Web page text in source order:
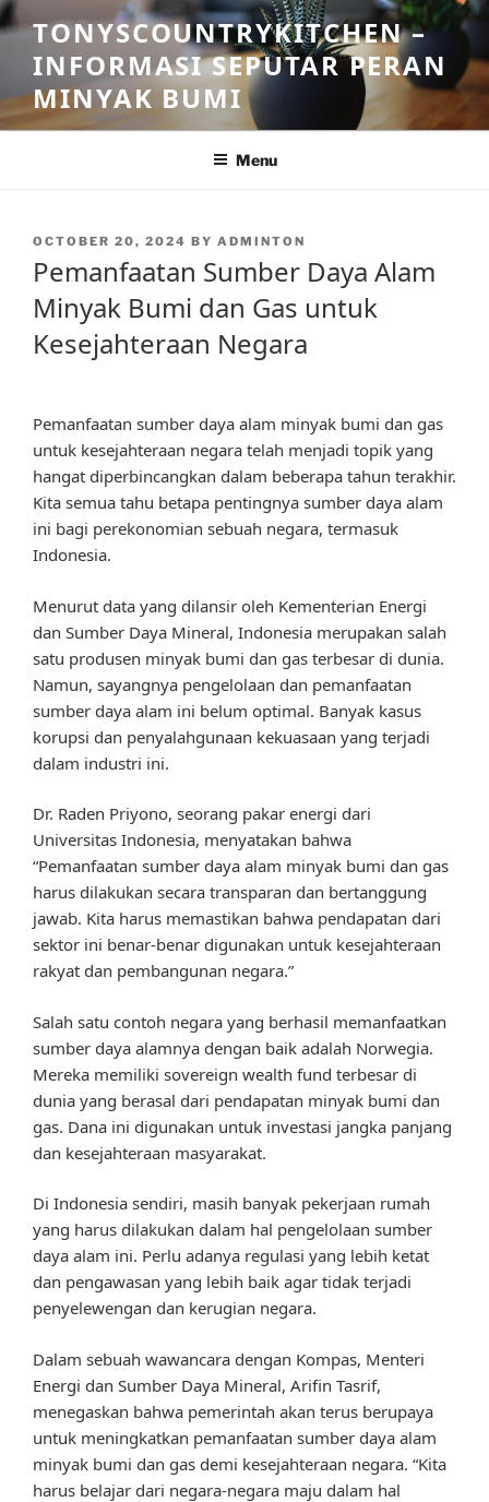
Skip
to
content
TONYSCOUNTRYKITCHEN –
INFORMASI SEPUTAR PERAN
MINYAK BUMI
Menu
POSTED
OCTOBER 20, 2024 BY ADMINTON
Pemanfaatan Sumber Daya Alam
Minyak Bumi dan Gas untuk
Kesejahteraan Negara
Pemanfaatan sumber daya alam minyak bumi dan gas
untuk kesejahteraan negara telah menjadi topik yang
hangat diperbincangkan dalam beberapa tahun terakhir.
Kita semua tahu betapa pentingnya sumber daya alam
ini bagi perekonomian sebuah negara, termasuk
Indonesia.
Menurut data yang dilansir oleh Kementerian Energi
dan Sumber Daya Mineral, Indonesia merupakan salah
satu produsen minyak bumi dan gas terbesar di dunia.
Namun, sayangnya pengelolaan dan pemanfaatan
sumber daya alam ini belum optimal. Banyak kasus
korupsi dan penyalahgunaan kekuasaan yang terjadi
dalam industri ini.
Dr. Raden Priyono, seorang pakar energi dari
Universitas Indonesia, menyatakan bahwa
“Pemanfaatan sumber daya alam minyak bumi dan gas
harus dilakukan secara transparan dan bertanggung
jawab. Kita harus memastikan bahwa pendapatan dari
sektor ini benar-benar digunakan untuk kesejahteraan
rakyat dan pembangunan negara.”
Salah satu contoh negara yang berhasil memanfaatkan
sumber daya alamnya dengan baik adalah Norwegia.
Mereka memiliki sovereign wealth fund terbesar di
dunia yang berasal dari pendapatan minyak bumi dan
gas. Dana ini digunakan untuk investasi jangka panjang
dan kesejahteraan masyarakat.
Di Indonesia sendiri, masih banyak pekerjaan rumah
yang harus dilakukan dalam hal pengelolaan sumber
daya alam ini. Perlu adanya regulasi yang lebih ketat
dan pengawasan yang lebih baik agar tidak terjadi
penyelewengan dan kerugian negara.
Dalam sebuah wawancara dengan Kompas, Menteri
Energi dan Sumber Daya Mineral, Arifin Tasrif,
menegaskan bahwa pemerintah akan terus berupaya
untuk meningkatkan pemanfaatan sumber daya alam
minyak bumi dan gas demi kesejahteraan negara. “Kita
harus belajar dari negara-negara maju dalam hal